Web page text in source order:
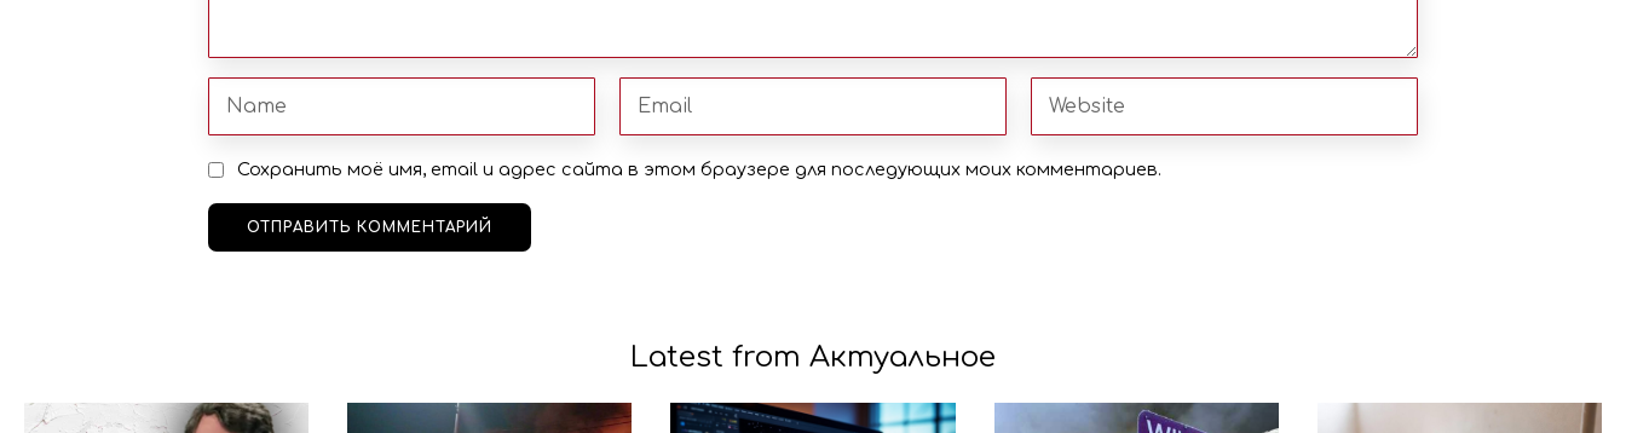
Сохранить моё имя, email и адрес сайта в этом браузере для последующих моих комментариев.
Latest from Актуальное